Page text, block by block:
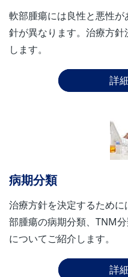
軟部腫瘍には良性と悪性
針が異なります。治療方
します。
詳
病期分類
治療方針を決定するため
部腫瘍の病期分類、TNM
についてご紹介します。
詳